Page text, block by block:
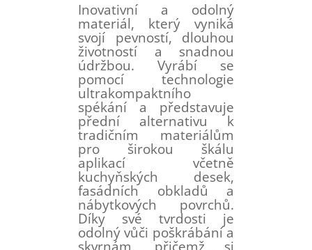
Inovativní a odolný
materiál, který vyniká
svojí pevností, dlouhou
životností a snadnou
údržbou. Vyrábí se
pomocí technologie
ultrakompaktního
spékání a představuje
přední alternativu k
tradičním materiálům
pro širokou škálu
aplikací včetně
kuchyňských desek,
fasádních obkladů a
nábytkových povrchů.
Díky své tvrdosti je
odolný vůči poškrábání a
skvrnám, přičemž si